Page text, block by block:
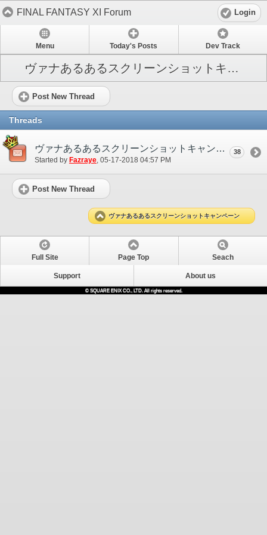
FINAL FANTASY XI Forum Login
Menu Today's Posts Dev Track
ヴァナあるあるスクリーンショットキャンペーン
Post New Thread
Threads
ヴァナあるあるスクリーンショットキャンペーン
Started by Fazraye‎, 05-17-2018 04:57 PM
38
Post New Thread
ヴァナあるあるスクリーンショットキャンペーン
Full Site Page Top Seach
Support About us
© SQUARE ENIX CO., LTD. All rights reserved.